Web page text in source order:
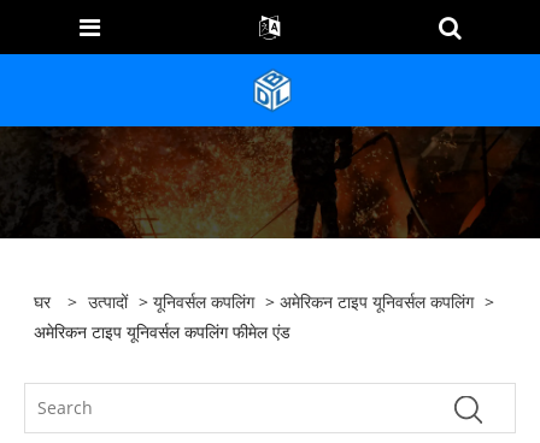
घर > उत्पादों >यूनिवर्सल कपलिंग >अमेरिकन टाइप यूनिवर्सल कपलिंग >
अमेरिकन टाइप यूनिवर्सल कपलिंग फीमेल एंड